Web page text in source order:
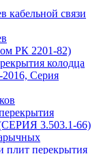
кабельной связи
РК 2201-82)
колодца
Серия
3.503.1-66)
плит перекрытия